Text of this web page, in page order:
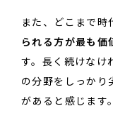
また、どこまで時
られる方が最も価
す。長く続けなけ
の分野をしっかり
があると感じます。